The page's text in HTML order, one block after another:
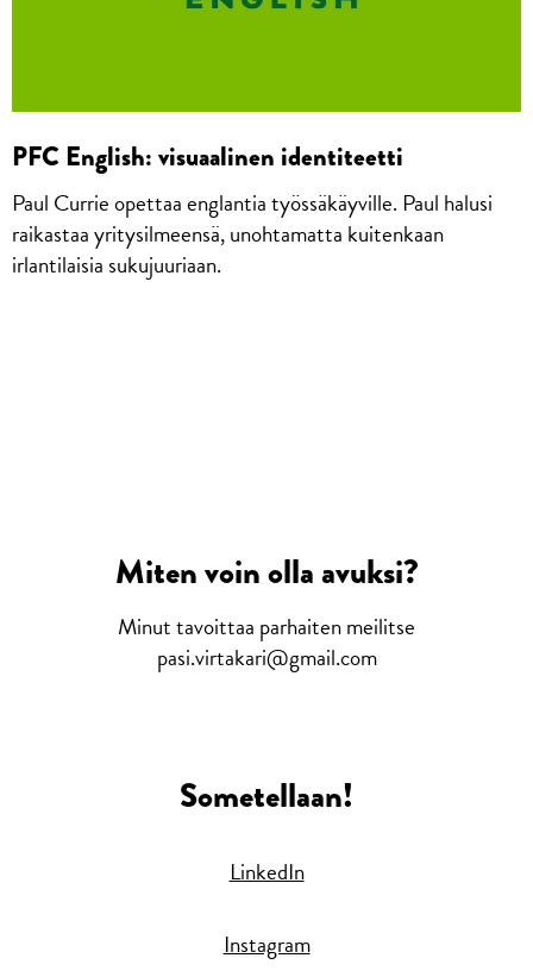
PFC English: visuaalinen identiteetti
Paul Currie opettaa englantia työssäkäyville. Paul halusi
raikastaa yritysilmeensä, unohtamatta kuitenkaan
irlantilaisia sukujuuriaan.
Miten voin olla avuksi?
Minut tavoittaa parhaiten meilitse
pasi.virtakari@gmail.com
Sometellaan!
LinkedIn
Instagram